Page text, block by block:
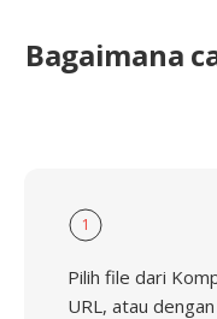
Bagaimana
1
Pilih file dari
URL, atau